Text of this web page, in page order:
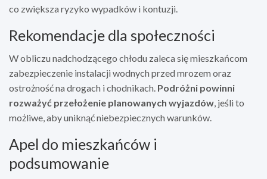
co zwiększa ryzyko wypadków i kontuzji.
Rekomendacje dla społeczności
W obliczu nadchodzącego chłodu zaleca się mieszkańcom
zabezpieczenie instalacji wodnych przed mrozem oraz
ostrożność na drogach i chodnikach. Podróżni powinni
rozważyć przełożenie planowanych wyjazdów , jeśli to
możliwe, aby uniknąć niebezpiecznych warunków.
Apel do mieszkańców i
podsumowanie